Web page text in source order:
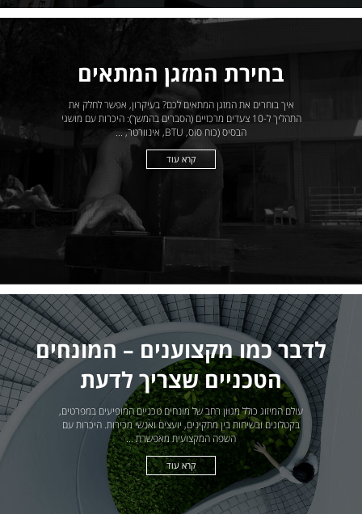
בחירת המזגן המתאים
איך בוחרים את המזגן המתאים לכם? בעיקרון, אפשר לחלק את
התהליך ל-10 צעדים מרכזיים (הסברים בהמשך): היכרות עם מושגי
הבסיס (כוח סוס, BTU, אינוורטר, ...
קרא עוד
לדבר כמו מקצוענים – המונחים
הטכניים שצריך לדעת
עולם המיזוג כולל מגוון רחב של מונחים טכניים המופיעים במפרטים,
בקטלוגים ובשיחות בין מתקינים, יועצים ואנשי מכירות. היכרות עם
השפה המקצועית מאפשרת ...
קרא עוד